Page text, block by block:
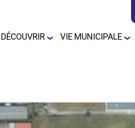
DÉCOUVRIR
Duttlenheim en images
VIE MUNICIPALE
Délibérations